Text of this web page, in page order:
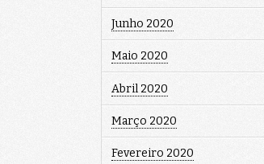
Junho 2020
Maio 2020
Abril 2020
Março 2020
Fevereiro 2020